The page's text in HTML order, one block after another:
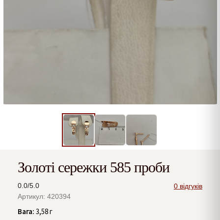
Золоті сережки 585 проби
0.0/5.0
0 відгуків
Артикул: 420394
Вага: 3,58 г